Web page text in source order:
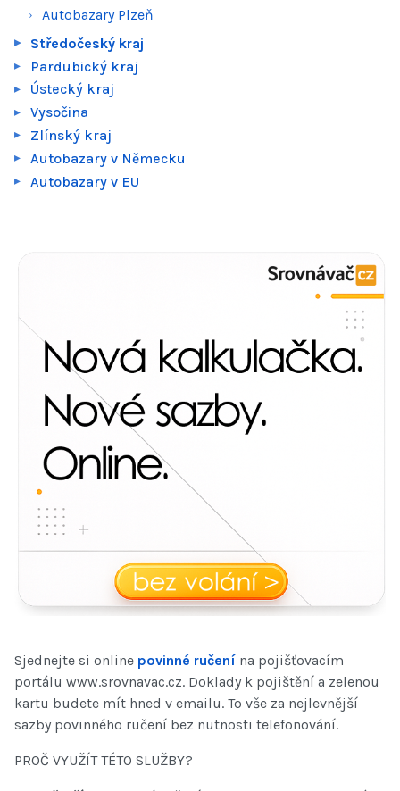
Autobazary Plzeň
Středočeský kraj
Pardubický kraj
Ústecký kraj
Vysočina
Zlínský kraj
Autobazary v Německu
Autobazary v EU
Sjednejte si online povinné ručení na pojišťovacím
portálu www.srovnavac.cz. Doklady k pojištění a zelenou
kartu budete mít hned v emailu. To vše za nejlevnější
sazby povinného ručení bez nutnosti telefonování.
PROČ VYUŽÍT TÉTO SLUŽBY?